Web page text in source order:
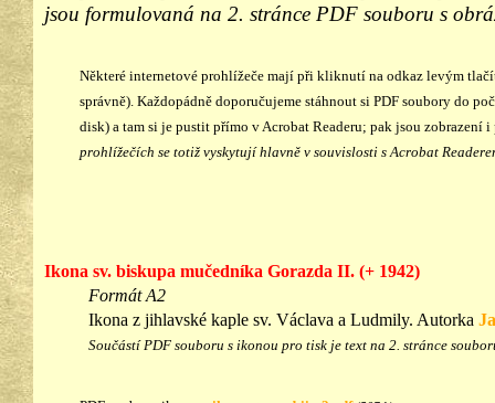
jsou formulovaná na 2. stránce PDF souboru s
Některé internetové prohlížeče mají při kliknutí na odkaz levým
správně). Každopádně doporučujeme stáhnout si PDF soubory do
disk) a tam si je pustit přímo v Acrobat Readeru; pak jsou
prohlížečích se totiž vyskytují hlavně v souvislosti s Acrobat
Ikona sv. biskupa mučedníka Gorazda II. (+ 1942)
Formát A2
Ikona z jihlavské kaple sv. Václava a Ludmily. Autorka
Součástí PDF souboru s ikonou pro tisk je text na 2. stránce